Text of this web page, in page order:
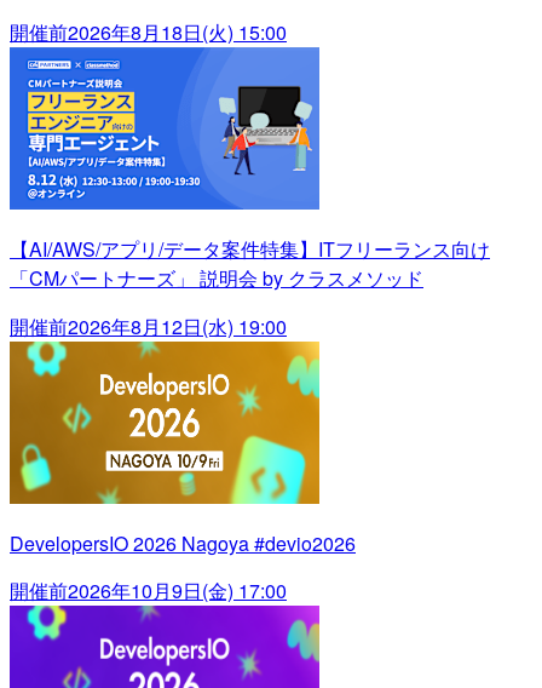
開催前2026年8月18日(火) 15:00
【AI/AWS/アプリ/データ案件特集】ITフリーランス向け
「CMパートナーズ」 説明会 by クラスメソッド
開催前2026年8月12日(水) 19:00
DevelopersIO 2026 Nagoya #devio2026
開催前2026年10月9日(金) 17:00